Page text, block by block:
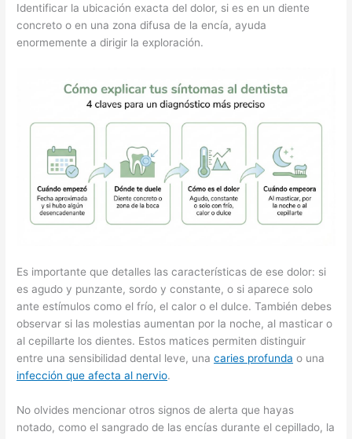
Identificar la ubicación exacta del dolor, si es en un diente
concreto o en una zona difusa de la encía, ayuda
enormemente a dirigir la exploración.
Es importante que detalles las características de ese dolor: si
es agudo y punzante, sordo y constante, o si aparece solo
ante estímulos como el frío, el calor o el dulce. También debes
observar si las molestias aumentan por la noche, al masticar o
al cepillarte los dientes. Estos matices permiten distinguir
entre una sensibilidad dental leve, unacaries profunda o una
infección que afecta al nervio.
No olvides mencionar otros signos de alerta que hayas
notado, como el sangrado de las encías durante el cepillado, la